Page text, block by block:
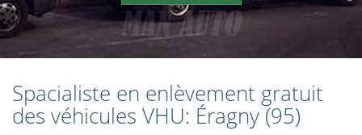
Spacialiste en enlèvement gratuit
des véhicules VHU: Éragny (95)